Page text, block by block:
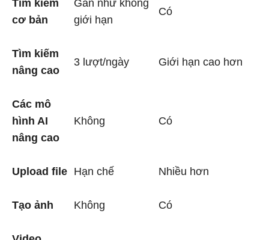
Tìm kiếm
cơ bản
Gần như không
giới hạn
Có
Tìm kiếm
nâng cao
3 lượt/ngày Giới hạn cao hơn
Các mô
hình AI
nâng cao
Không Có
Upload file Hạn chế Nhiều hơn
Tạo ảnh Không Có